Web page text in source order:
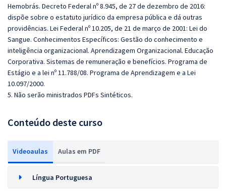
Hemobrás. Decreto Federal nº 8.945, de 27 de dezembro de 2016:
dispõe sobre o estatuto jurídico da empresa pública e dá outras
providências. Lei Federal nº 10.205, de 21 de março de 2001: Lei do
Sangue. Conhecimentos Específicos: Gestão do conhecimento e
inteligência organizacional. Aprendizagem Organizacional. Educação
Corporativa. Sistemas de remuneração e benefícios. Programa de
Estágio e a lei nº 11.788/08. Programa de Aprendizagem e a Lei
10.097/2000.
5. Não serão ministrados PDFs Sintéticos.
Conteúdo deste curso
Videoaulas Aulas em PDF
Língua Portuguesa